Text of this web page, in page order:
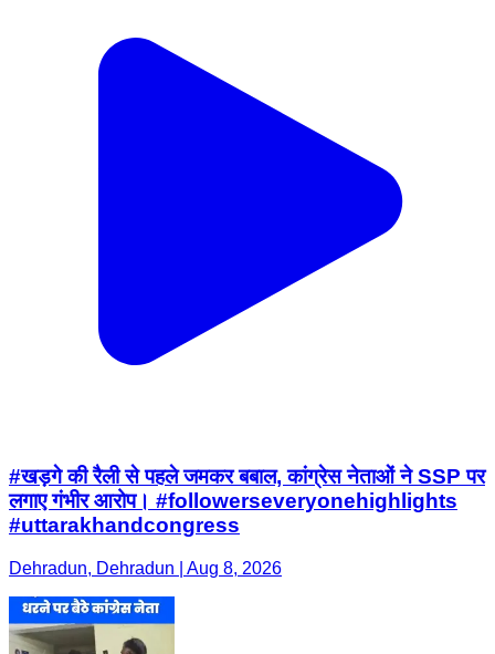
#खड़गे की रैली से पहले जमकर बबाल, कांग्रेस नेताओं ने SSP पर
लगाए गंभीर आरोप। #followerseveryonehighlights
#uttarakhandcongress
Dehradun, Dehradun | Aug 8, 2026